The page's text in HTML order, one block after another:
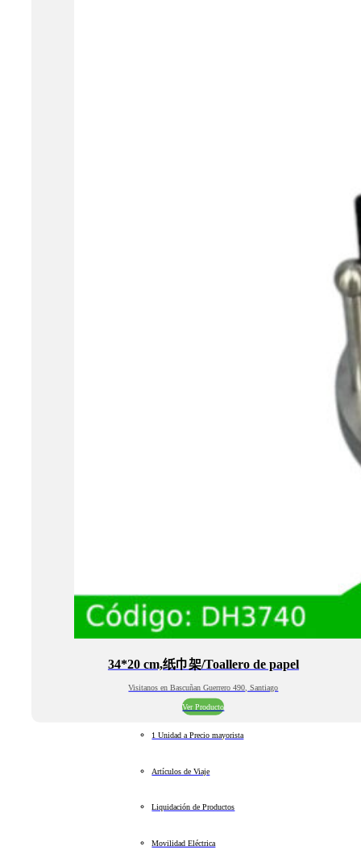
34*20 cm,纸巾架/Toallero de papel
Visitanos en Bascuñan Guerrero 490, Santiago
Ver Producto
1 Unidad a Precio mayorista
Artículos de Viaje
Liquidación de Productos
Movilidad Eléctrica